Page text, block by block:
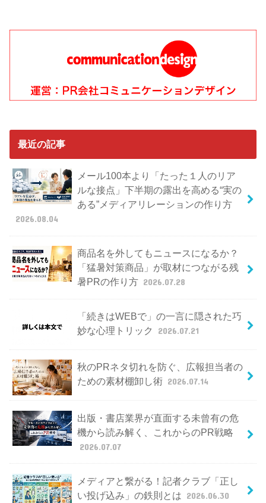
最近の記事
メール100本より「たった１人のリア
ルな接点」下半期の露出を高める“実の
ある”メディアリレーションの作り方
2026.08.04
商品名を外してもニュースになるか？
「猛暑対策商品」が取材につながる残
暑PRの作り方 2026.07.28
「続きはWEBで」の一言に隠された巧
妙な心理トリック
2026.07.21
秋のPRネタ切れを防ぐ、広報担当者の
ための素材棚卸し術 2026.07.14
出版・書店業界が直面する未曾有の危
機から読み解く、これからのPR戦略
2026.07.07
メディアと繋がる！記者クラブ「正し
い投げ込み」の鉄則とは 2026.06.30